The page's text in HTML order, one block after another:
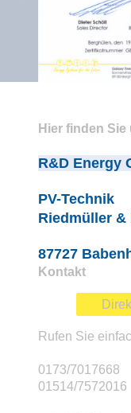
Hier finden Sie
R&D Energy
PV-Technik
Riedmüller &
87727
Kontakt
Rufen Sie
0173/7017668
01514/7572016